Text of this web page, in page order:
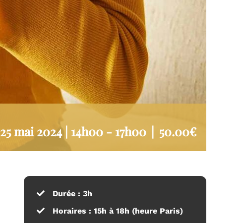
25 mai 2024 | 14h00 - 17h00 | 50.00€
Durée : 3h
Horaires : 15h à 18h (heure Paris)